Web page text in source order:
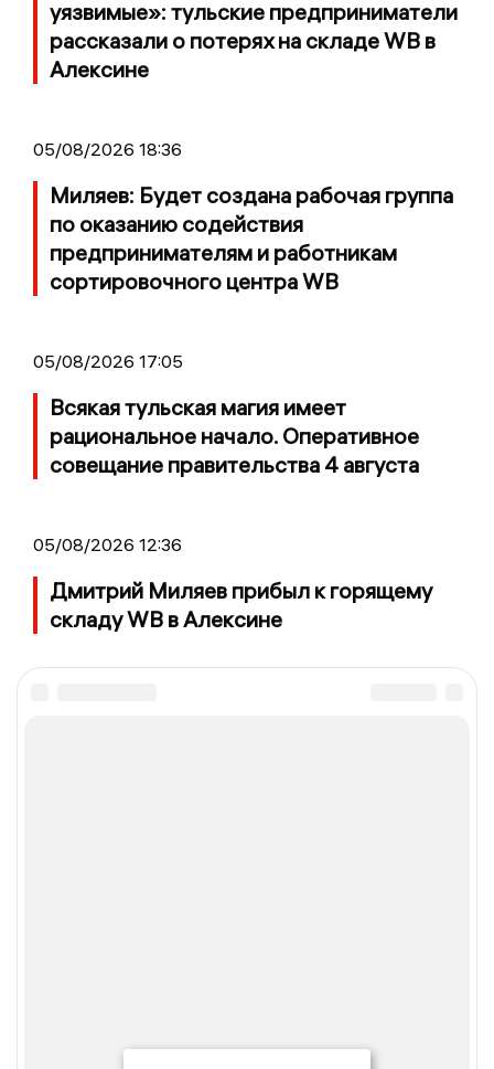
уязвимые»: тульские предприниматели
рассказали о потерях на складе WB в
Алексине
05/08/2026 18:36
Миляев: Будет создана рабочая группа
по оказанию содействия
предпринимателям и работникам
сортировочного центра WB
05/08/2026 17:05
Всякая тульская магия имеет
рациональное начало. Оперативное
совещание правительства 4 августа
05/08/2026 12:36
Дмитрий Миляев прибыл к горящему
складу WB в Алексине